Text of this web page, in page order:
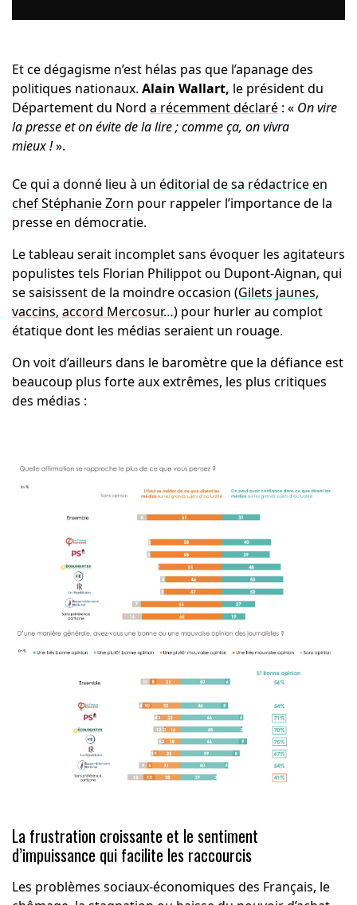
Et ce dégagisme n’est hélas pas que l’apanage des
politiques nationaux. Alain Wallart, le président du
Département du Nord a récemment déclaré: « On vire
la presse et on évite de la lire ; comme ça, on vivra
mieux !».
Ce qui a donné lieu à un éditorial de sa rédactrice en
chef Stéphanie Zorn pour rappeler l’importance de la
presse en démocratie.
Le tableau serait incomplet sans évoquer les agitateurs
populistes tels Florian Philippot ou Dupont-Aignan, qui
se saisissent de la moindre occasion (Gilets jaunes,
vaccins, accord Mercosur…) pour hurler au complot
étatique dont les médias seraient un rouage.
On voit d’ailleurs dans le baromètre que la défiance est
beaucoup plus forte aux extrêmes, les plus critiques
des médias :
La frustration croissante et le sentiment
d’impuissance qui facilite les raccourcis
Les problèmes sociaux-économiques des Français, le